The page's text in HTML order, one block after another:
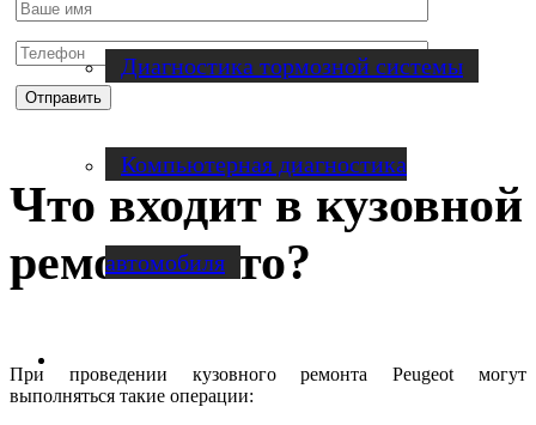
Диагностика тормозной системы
Компьютерная диагностика
автомобиля
Что входит в кузовной
ремонт авто?
При проведении кузовного ремонта Peugeot могут
выполняться такие операции: